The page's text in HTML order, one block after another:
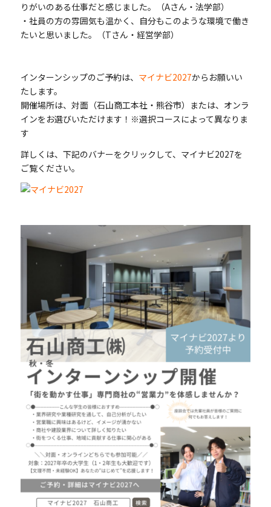
りがいのある仕事だと感じました。（Aさん・法学部）
・社員の方の雰囲気も温かく、自分もこのような環境で働き
たいと思いました。（Tさん・経営学部）
インターンシップのご予約は、 マイナビ2027からお願いい
たします。
開催場所は、対面（石山商工本社・熊谷市）または、オンラ
インをお選びいただけます！※選択コースによって異なりま
す
詳しくは、下記のバナーをクリックして、マイナビ2027を
ご覧ください。